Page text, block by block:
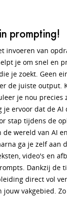
prompting!
invoeren van
je om snel en
je zoekt. Geen
de juiste output.
je nou precies
je ervoor dat de
stap tijdens de
wereld van AI
ga je zelf aan
video's en
Dankzij de
direct vol
vakgebied.